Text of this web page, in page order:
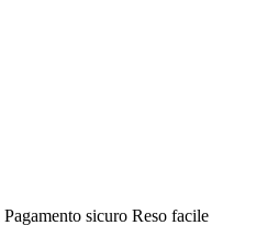
Pagamento sicuro Reso facile